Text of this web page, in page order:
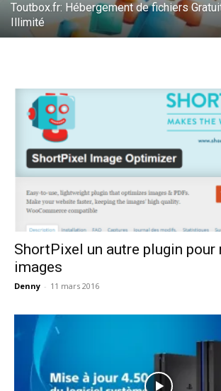
Toutbox.fr: Hébergement de fichiers
Illimité
ShortPixel un autre plugin pour
images
Denny - 11 mars 2016